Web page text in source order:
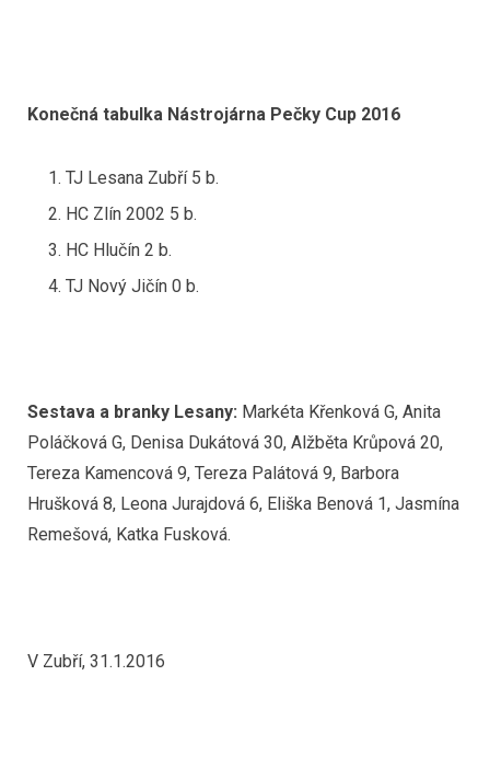
Konečná tabulka Nástrojárna Pečky Cup 2016
TJ Lesana Zubří 5 b.
HC Zlín 2002 5 b.
HC Hlučín 2 b.
TJ Nový Jičín 0 b.
Sestava a branky Lesany: Markéta Křenková G, Anita
Poláčková G, Denisa Dukátová 30, Alžběta Krůpová 20,
Tereza Kamencová 9, Tereza Palátová 9, Barbora
Hrušková 8, Leona Jurajdová 6, Eliška Benová 1, Jasmína
Remešová, Katka Fusková.
V Zubří, 31.1.2016